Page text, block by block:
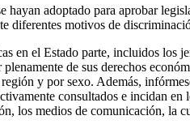
adoptado para aprobar
diferentes motivos de
en el Estado parte, incluidos los
de sus derechos
y por sexo. Además,
consultados e incidan en
los medios de comunicación, la